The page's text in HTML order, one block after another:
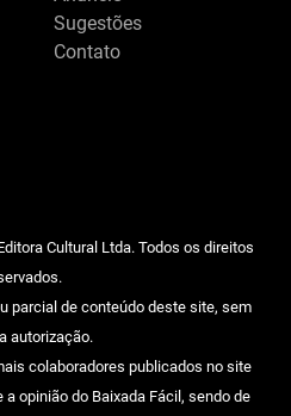
Sugestões
Contato
Cultural Ltda. Todos os direitos
parcial de conteúdo deste site, sem
autorização.
colaboradores publicados no site
opinião do Baixada Fácil, sendo de